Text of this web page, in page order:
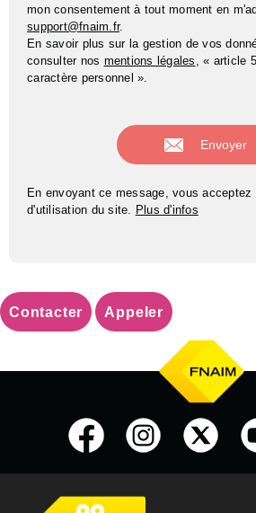
mon consentement à tout moment en
support@fnaim.fr.
En savoir plus sur la gestion de vos
consulter nos mentions légales , « article
caractère personnel ».
En envoyant ce message, vous acceptez
d'utilisation du site. Plus d'infos
Contacter Appeler